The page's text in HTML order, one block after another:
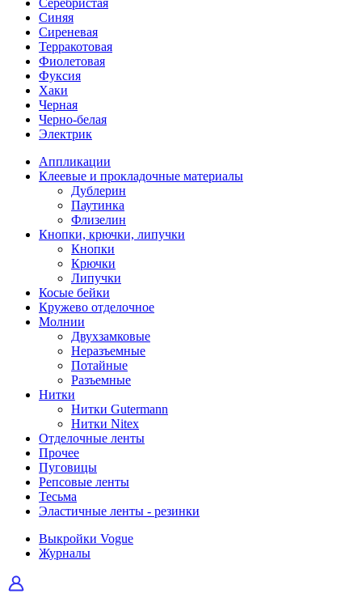
Серебристая
Синяя
Сиреневая
Терракотовая
Фиолетовая
Фуксия
Хаки
Черная
Черно-белая
Электрик
Аппликации
Клеевые и прокладочные материалы
Дублерин
Паутинка
Флизелин
Кнопки, крючки, липучки
Кнопки
Крючки
Липучки
Косые бейки
Кружево отделочное
Молнии
Двухзамковые
Неразъемные
Потайные
Разъемные
Нитки
Нитки Gutermann
Нитки Nitex
Отделочные ленты
Прочее
Пуговицы
Репсовые ленты
Тесьма
Эластичные ленты - резинки
Выкройки Vogue
Журналы